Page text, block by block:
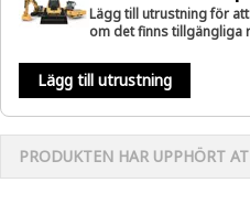
Lägg till utrustning för
om det finns tillgängliga
Lägg till utrustning
PRODUKTEN HAR UPPHÖRT